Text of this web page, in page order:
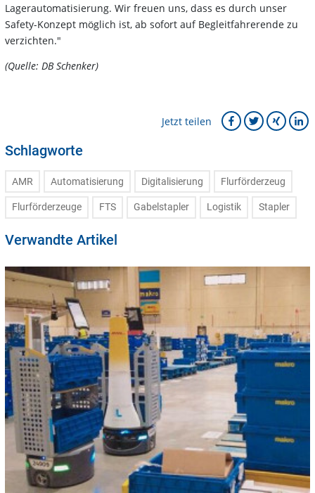
Lagerautomatisierung. Wir freuen uns, dass es durch unser
Safety-Konzept möglich ist, ab sofort auf Begleitfahrerende zu
verzichten."
(Quelle: DB Schenker)
Jetzt teilen
Schlagworte
AMR Automatisierung Digitalisierung Flurförderzeug
Flurförderzeuge FTS Gabelstapler Logistik Stapler
Verwandte Artikel